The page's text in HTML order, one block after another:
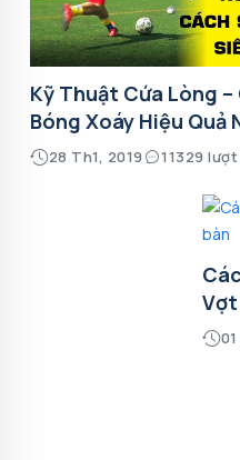
Kỹ Thuật Cứa Lòng
Bóng Xoáy Hiệu Quả
28 Th1, 2019 11329
Vợt